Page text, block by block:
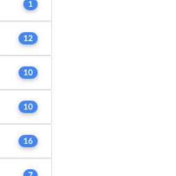
1
12
10
10
16